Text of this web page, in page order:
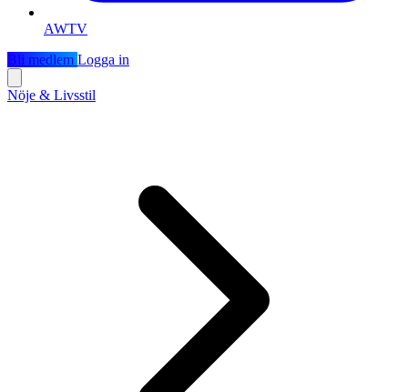
AWTV
Bli medlem Logga in
Nöje & Livsstil